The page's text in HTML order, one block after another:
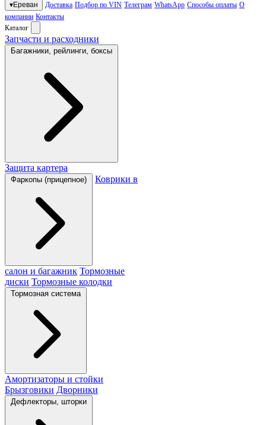
▾Ереван Доставка Подбор по VIN Телеграм WhatsApp Способы оплаты О
компании Контакты
Каталог
Запчасти и расходники
Багажники, рейлинги, боксы
Защита картера
Фаркопы (прицепное) Коврики в
салон и багажник Тормозные
диски Тормозные колодки
Тормозная система
Амортизаторы и стойки
Брызговики Дворники
Дефлекторы, шторки